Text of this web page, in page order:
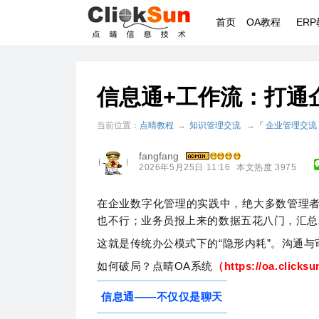
首页 OA教程 ERP
信息通+工作流：打通
当前位置： 点晴教程 → 知识管理交流 → 『 企业管理交流
fangfang
2026年5月25日 11:16 本文热度 3975
在企业数字化管理的实践中，绝大多数管理
也不行；业务员报上来的数据五花八门，汇
这就是传统办公模式下的“隐形内耗”。沟通
如何破局？点晴OA系统 （https://
信息通——不仅仅是聊天